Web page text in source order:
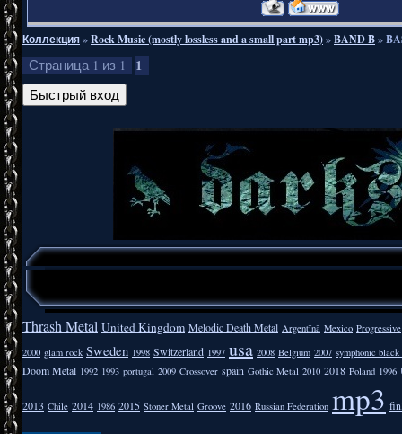
Коллекция»Rock Music (mostly lossless and a small part mp3)»BAND B»
Страница 1 из 1 1
Thrash Metal United Kingdom Melodic Death Metal Argentīnā Mexico Progressive
2000 glam rock Sweden 1998 Switzerland 1997 usa 2008 Belgium 2007 symphonic
Doom Metal 1992 1993 portugal 2009 Crossover spain Gothic Metal 2010 2018 Poland 1996
2013 Chile 2014 1986 2015 Stoner Metal Groove 2016 Russian Federation mp3